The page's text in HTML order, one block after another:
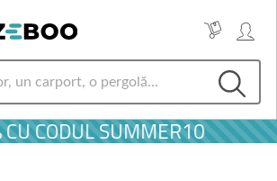
CODUL SUMMER10